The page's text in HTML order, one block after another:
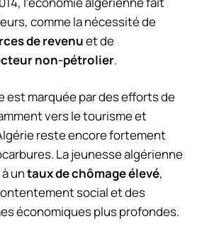
comme la nécessité de
de revenuet de
non-pétrolier.
est marquée par des efforts de
vers le tourisme et
reste encore fortement
La jeunesse algérienne
untaux de chômage élevé,
social et des
économiques plus profondes.